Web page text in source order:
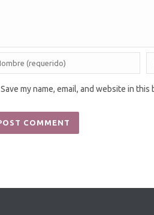
Save my name, email, and website in